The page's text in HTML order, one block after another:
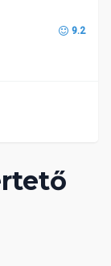
9.2